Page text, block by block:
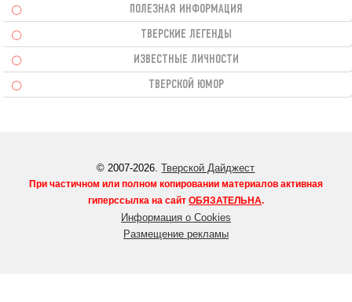
ПОЛЕЗНАЯ ИНФОРМАЦИЯ
ТВЕРСКИЕ ЛЕГЕНДЫ
ИЗВЕСТНЫЕ ЛИЧНОСТИ
ТВЕРСКОЙ ЮМОР
© 2007-2026.Тверской Дайджест
При частичном или полном копировании материалов активная
гиперссылка на сайт ОБЯЗАТЕЛЬНА.
Информация о Cookies
Размещение рекламы